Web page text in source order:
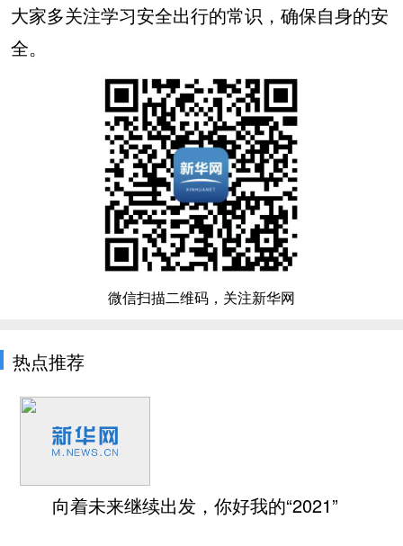
大家多关注学习安全出行的常识，确保自身的安
全。
微信扫描二维码，关注新华网
热点推荐
向着未来继续出发，你好我的“2021”